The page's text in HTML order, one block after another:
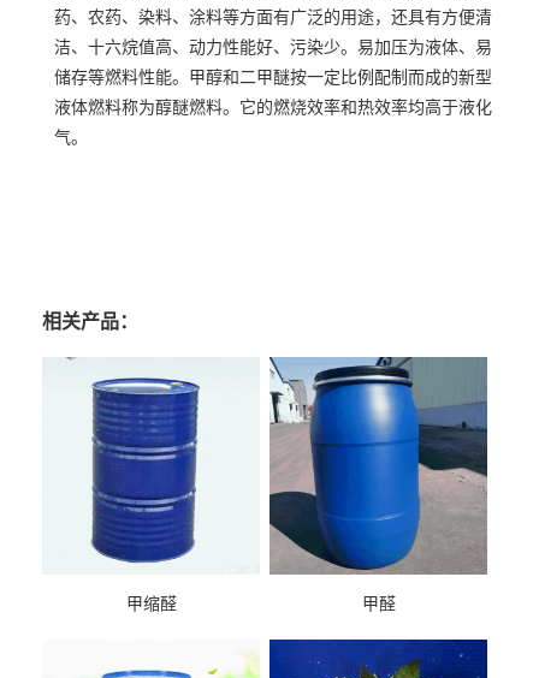
药、农药、染料、涂料等方面有广泛的用途，还具有方便清
洁、十六烷值高、动力性能好、污染少。易加压为液体、易
储存等燃料性能。甲醇和二甲醚按一定比例配制而成的新型
液体燃料称为醇醚燃料。它的燃烧效率和热效率均高于液化
气。
相关产品：
甲缩醛 甲醛